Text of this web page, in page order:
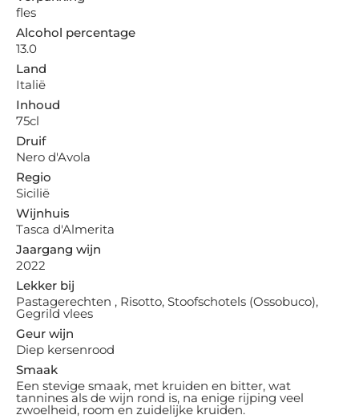
fles
Alcohol percentage
13.0
Land
Italië
Inhoud
75cl
Druif
Nero d'Avola
Regio
Sicilië
Wijnhuis
Tasca d'Almerita
Jaargang wijn
2022
Lekker bij
Pastagerechten , Risotto, Stoofschotels (Ossobuco),
Gegrild vlees
Geur wijn
Diep kersenrood
Smaak
Een stevige smaak, met kruiden en bitter, wat
tannines als de wijn rond is, na enige rijping veel
zwoelheid, room en zuidelijke kruiden.